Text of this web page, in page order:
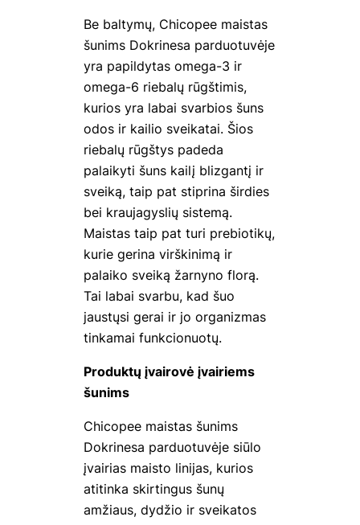
Be baltymų, Chicopee maistas
šunims Dokrinesa parduotuvėje
yra papildytas omega-3 ir
omega-6 riebalų rūgštimis,
kurios yra labai svarbios šuns
odos ir kailio sveikatai. Šios
riebalų rūgštys padeda
palaikyti šuns kailį blizgantį ir
sveiką, taip pat stiprina širdies
bei kraujagyslių sistemą.
Maistas taip pat turi prebiotikų,
kurie gerina virškinimą ir
palaiko sveiką žarnyno florą.
Tai labai svarbu, kad šuo
jaustųsi gerai ir jo organizmas
tinkamai funkcionuotų.
Produktų įvairovė įvairiems
šunims
Chicopee maistas šunims
Dokrinesa parduotuvėje siūlo
įvairias maisto linijas, kurios
atitinka skirtingus šunų
amžiaus, dydžio ir sveikatos